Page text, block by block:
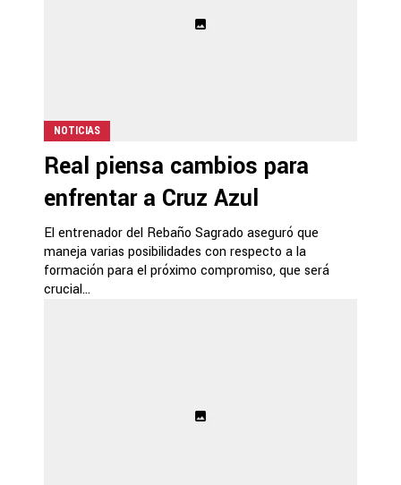
NOTICIAS
Real piensa cambios para
enfrentar a Cruz Azul
El entrenador del Rebaño Sagrado aseguró que
maneja varias posibilidades con respecto a la
formación para el próximo compromiso, que será
crucial...